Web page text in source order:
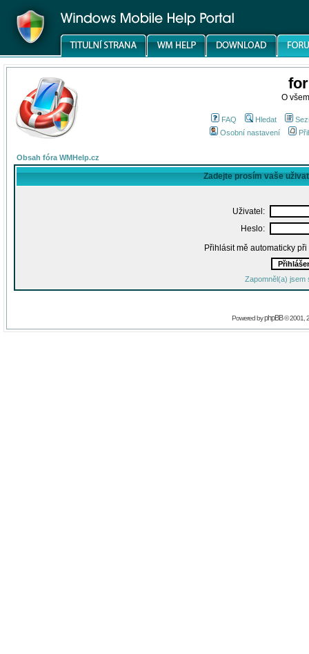
O
FAQ Hledat
Osobní nastavení
Obsah fóra WMHelp.cz
Zadejte prosím vaše
Uživatel:
Heslo:
Přihlásit mě automaticky
Zapomněl(a) jsem
Powered byphpBB© 2001,